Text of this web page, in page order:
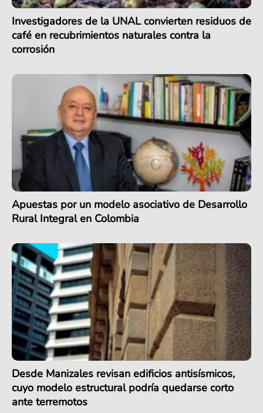
Investigadores de la UNAL convierten residuos de
café en recubrimientos naturales contra la
corrosión
Apuestas por un modelo asociativo de Desarrollo
Rural Integral en Colombia
Desde Manizales revisan edificios antisísmicos,
cuyo modelo estructural podría quedarse corto
ante terremotos